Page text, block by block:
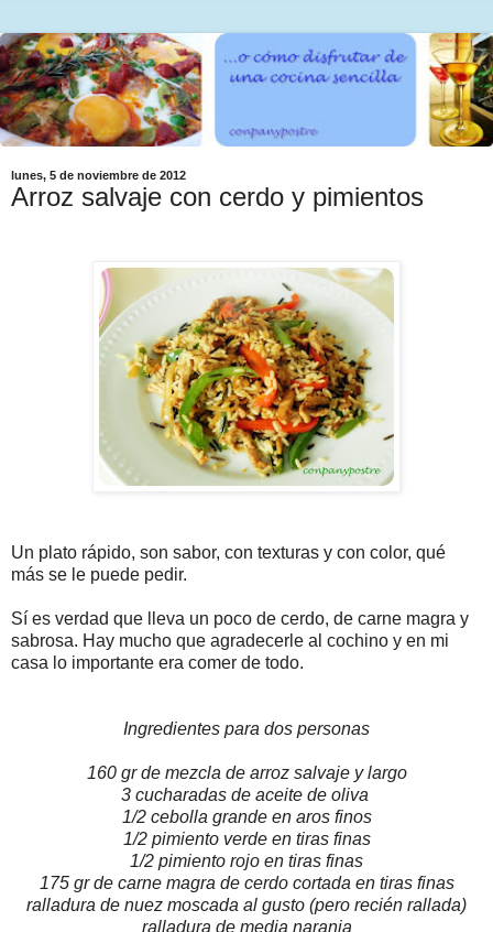
lunes, 5 de noviembre de 2012
Arroz salvaje con cerdo y pimientos
Un plato rápido, son sabor, con texturas y con color, qué
más se le puede pedir.
Sí es verdad que lleva un poco de cerdo, de carne magra y
sabrosa. Hay mucho que agradecerle al cochino y en mi
casa lo importante era comer de todo.
Ingredientes para dos personas
160 gr de mezcla de arroz salvaje y largo
3 cucharadas de aceite de oliva
1/2 cebolla grande en aros finos
1/2 pimiento verde en tiras finas
1/2 pimiento rojo en tiras finas
175 gr de carne magra de cerdo cortada en tiras finas
ralladura de nuez moscada al gusto (pero recién rallada)
ralladura de media naranja